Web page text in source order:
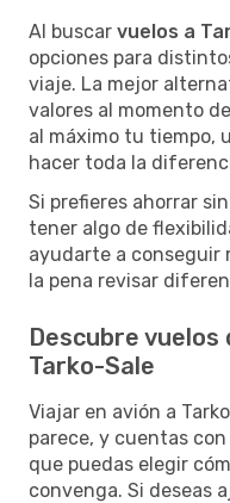
Al buscar vuelos a
opciones para
viaje. La mejor
valores al momento
al máximo tu tiempo,
hacer toda la
Si prefieres ahorrar
tener algo de
ayudarte a conseguir
la pena revisar
Descubre
Tarko-Sale
Viajar en avión a
parece, y cuentas
que puedas elegir
convenga. Si deseas